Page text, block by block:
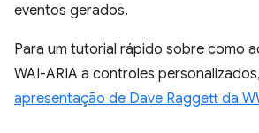
eventos gerados.
Para um tutorial rápido sobre como
WAI-ARIA a controles
apresentação de Dave Raggett da